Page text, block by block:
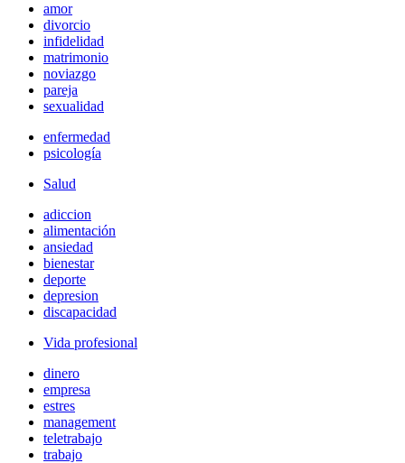
amor
divorcio
infidelidad
matrimonio
noviazgo
pareja
sexualidad
enfermedad
psicología
Salud
adiccion
alimentación
ansiedad
bienestar
deporte
depresion
discapacidad
Vida profesional
dinero
empresa
estres
management
teletrabajo
trabajo